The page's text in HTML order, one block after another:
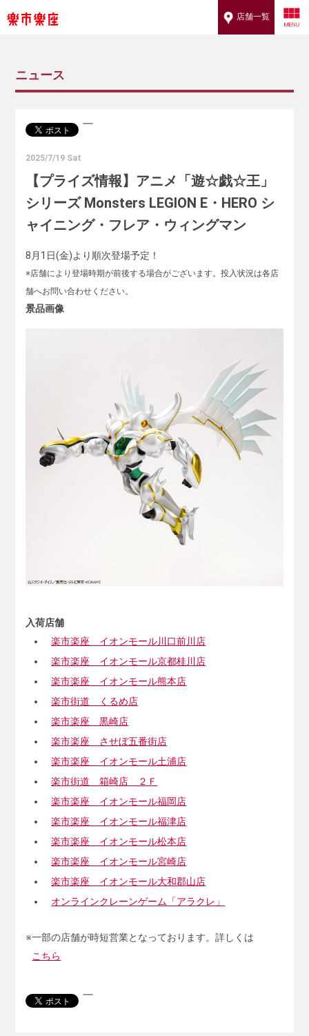
店舗一覧
ニュース
2025/7/19 Sat
【プライズ情報】アニメ「遊☆戯☆王」
シリーズ Monsters LEGION E・HERO シ
ャイニング・フレア・ウィングマン
8月1日(金)より順次登場予定！
※店舗により登場時期が前後する場合がございます。投入状況は各店
舗へお問い合わせください。
景品画像
入荷店舗
楽市楽座 イオンモール川口前川店
楽市楽座 イオンモール京都桂川店
楽市楽座 イオンモール熊本店
楽市街道 くるめ店
楽市楽座 黒崎店
楽市楽座 させぼ五番街店
楽市楽座 イオンモール土浦店
楽市街道 箱崎店 ２Ｆ
楽市楽座 イオンモール福岡店
楽市楽座 イオンモール福津店
楽市楽座 イオンモール松本店
楽市楽座 イオンモール宮崎店
楽市楽座 イオンモール大和郡山店
オンラインクレーンゲーム「アラクレ」
※一部の店舗が時短営業となっております。詳しくは
こちら